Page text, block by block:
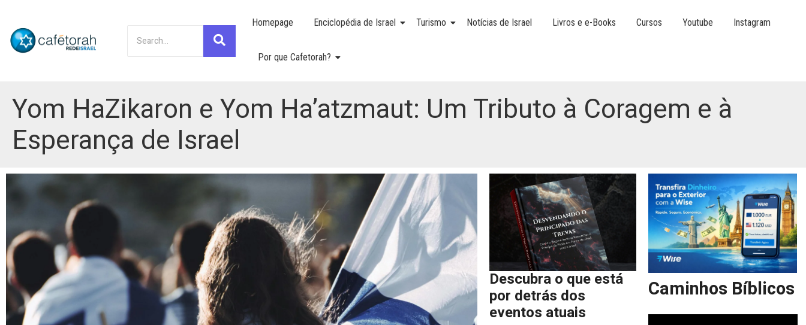
Homepage Enciclopédia de Israel Turismo Notícias de Israel Livros e e-Books Cursos Youtube Instagram
Por que Cafetorah?
Yom HaZikaron e Yom Ha’atzmaut: Um Tributo à Coragem e à
Esperança de Israel
Descubra o que está
por detrás dos
eventos atuais
Caminhos Bíblicos